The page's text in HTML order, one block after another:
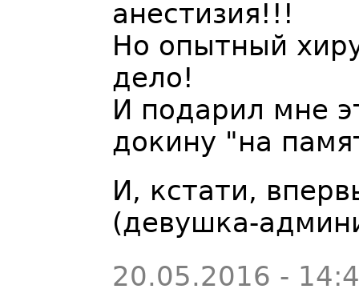
анестизия!!!
Но опытный
дело!
И подарил мне
докину "на
И, кстати,
(девушка-
20.05.2016 -